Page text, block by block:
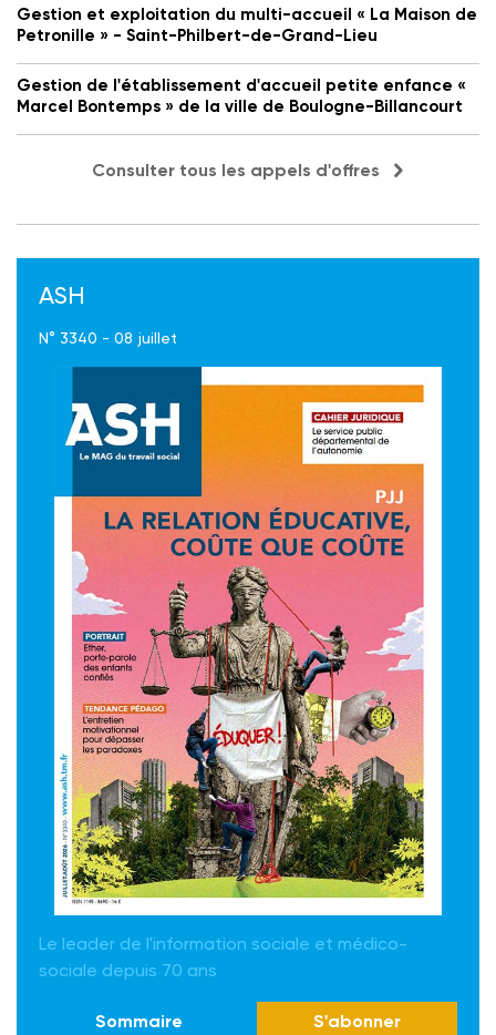
Gestion et exploitation du multi-accueil « La Maison de
Petronille » - Saint-Philbert-de-Grand-Lieu
Gestion de l'établissement d'accueil petite enfance «
Marcel Bontemps » de la ville de Boulogne-Billancourt
Consulter tous les appels d'offres
ASH
N° 3340 - 08 juillet
Le leader de l'information sociale et médico-
sociale depuis 70 ans
Sommaire S'abonner